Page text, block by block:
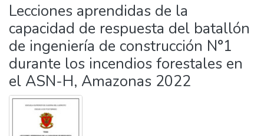
Lecciones aprendidas de la
capacidad de respuesta del batallón
de ingeniería de construcción N°1
durante los incendios forestales en
el ASN-H, Amazonas 2022